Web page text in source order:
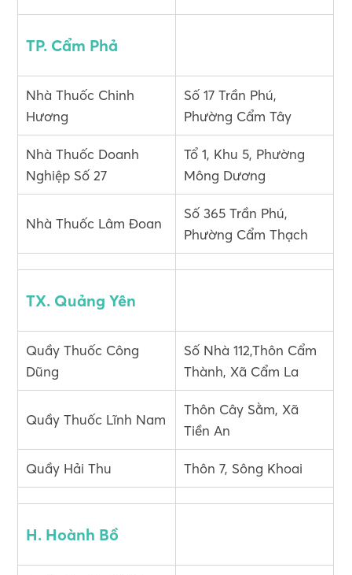
TP. Cẩm Phả
Nhà Thuốc Chinh
Hương
Số 17 Trần Phú,
Phường Cẩm Tây
Nhà Thuốc Doanh
Nghiệp Số 27
Tổ 1, Khu 5, Phường
Mông Dương
Nhà Thuốc Lâm Đoan
Số 365 Trần Phú,
Phường Cẩm Thạch
TX. Quảng Yên
Quầy Thuốc Công
Dũng
Số Nhà 112,Thôn Cẩm
Thành, Xã Cẩm La
Quầy Thuốc Lĩnh Nam
Thôn Cây Sằm, Xã
Tiền An
Quầy Hải Thu Thôn 7, Sông Khoai
H. Hoành Bồ